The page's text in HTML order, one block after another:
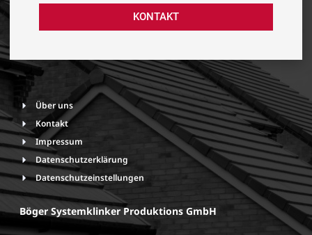
KONTAKT
Über uns
Kontakt
Impressum
Datenschutzerklärung
Datenschutzeinstellungen
Böger Systemklinker Produktions GmbH